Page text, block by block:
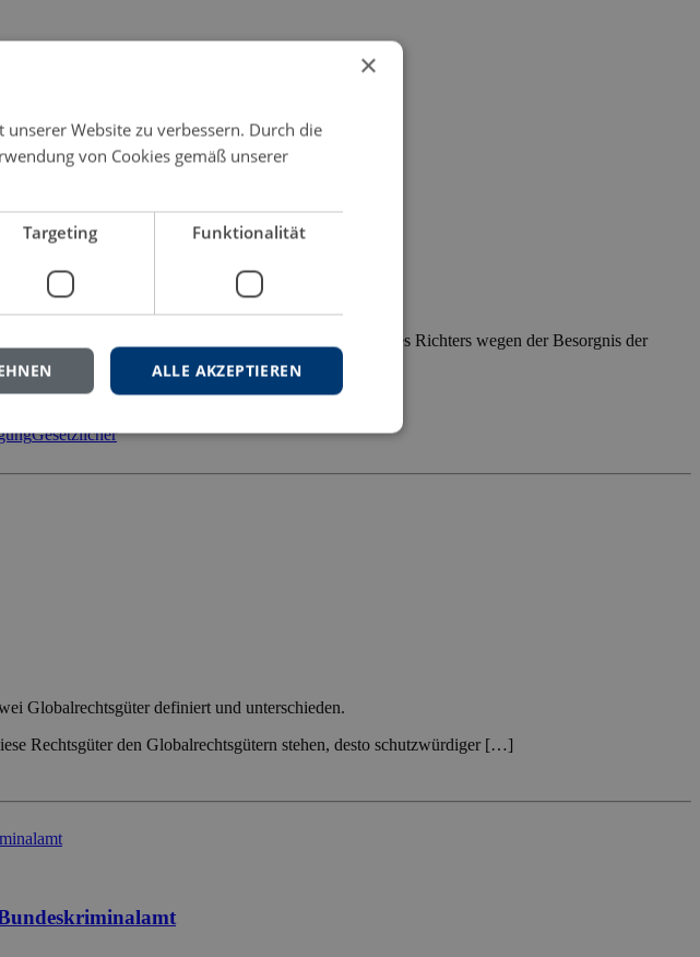
im Strafprozess
24ff. der StPO die Voraussetzungen der Ablehnung eines Richters wegen der Besorgnis der
Gesetzlicher
Globalrechtsgüter definiert und unterschieden.
Rechtsgüter den Globalrechtsgütern stehen, desto schutzwürdiger […]
×
Website zu verbessern. Durch die
von Cookies gemäß unserer
Targeting Funktionalität
ALLE AKZEPTIEREN